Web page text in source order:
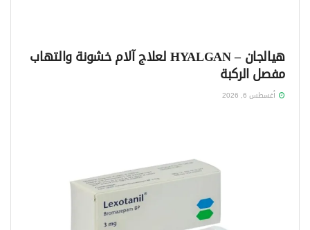
هيالجان – HYALGAN لعلاج آلام خشونة والتهاب
مفصل الركبة
أغسطس 6, 2026